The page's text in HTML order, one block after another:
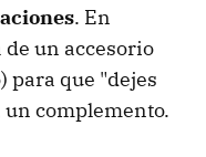
. En
un accesorio
para que "dejes
un complemento.